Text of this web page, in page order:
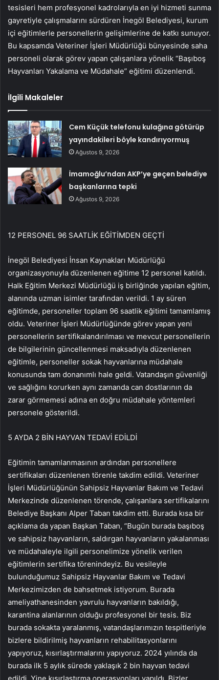
tesisleri hem profesyonel kadrolarıyla en iyi hizmeti sunma
gayretiyle çalışmalarını sürdüren İnegöl Belediyesi, kurum
içi eğitimlerle personellerin gelişimlerine de katkı sunuyor.
Bu kapsamda Veteriner İşleri Müdürlüğü bünyesinde saha
personeli olarak görev yapan çalışanlara yönelik “Başıboş
Hayvanları Yakalama ve Müdahale” eğitimi düzenlendi.
İlgili Makaleler
Cem Küçük telefonu kulağına götürüp
yayındakileri böyle kandırıyormuş
Ağustos 9, 2026
İmamoğlu’ndan AKP’ye geçen belediye
başkanlarına tepki
Ağustos 9, 2026
12 PERSONEL 96 SAATLİK EĞİTİMDEN GEÇTİ
İnegöl Belediyesi İnsan Kaynakları Müdürlüğü
organizasyonuyla düzenlenen eğitime 12 personel katıldı.
Halk Eğitim Merkezi Müdürlüğü iş birliğinde yapılan eğitim,
alanında uzman isimler tarafından verildi. 1 ay süren
eğitimde, personeller toplam 96 saatlik eğitimi tamamlamış
oldu. Veteriner İşleri Müdürlüğünde görev yapan yeni
personellerin sertifikalandırılması ve mevcut personellerin
de bilgilerinin güncellenmesi maksadıyla düzenlenen
eğitimle, personeller sokak hayvanlarına müdahale
konusunda tam donanımlı hale geldi. Vatandaşın güvenliği
ve sağlığını korurken aynı zamanda can dostlarının da
zarar görmemesi adına en doğru müdahale yöntemleri
personele gösterildi.
5 AYDA 2 BİN HAYVAN TEDAVİ EDİLDİ
Eğitimin tamamlanmasının ardından personellere
sertifikaları düzenlenen törenle takdim edildi. Veteriner
İşleri Müdürlüğünün Sahipsiz Hayvanlar Bakım ve Tedavi
Merkezinde düzenlenen törende, çalışanlara sertifikalarını
Belediye Başkanı Alper Taban takdim etti. Burada kısa bir
açıklama da yapan Başkan Taban, “Bugün burada başıboş
ve sahipsiz hayvanların, saldırgan hayvanların yakalanması
ve müdahaleyle ilgili personelimize yönelik verilen
eğitimlerin sertifika törenindeyiz. Bu vesileyle
bulunduğumuz Sahipsiz Hayvanlar Bakım ve Tedavi
Merkezimizden de bahsetmek istiyorum. Burada
ameliyathanesinden yavrulu hayvanların bakıldığı,
karantina alanlarının olduğu profesyonel bir tesis. Biz
burada sokakta yaralanmış, vatandaşlarımızın tespitleriyle
bizlere bildirilmiş hayvanların rehabilitasyonlarını
yapıyoruz, kısırlaştırmalarını yapıyoruz. 2024 yılında da
burada ilk 5 aylık sürede yaklaşık 2 bin hayvan tedavi